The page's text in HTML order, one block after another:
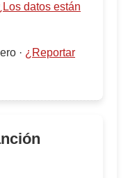
datos están
· ¿Reportar